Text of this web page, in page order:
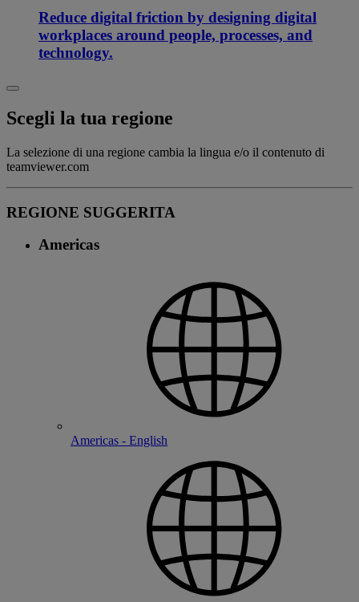
Reduce digital friction by designing digital
workplaces around people, processes, and
technology.
Scegli la tua regione
La selezione di una regione cambia la lingua e/o il contenuto di
teamviewer.com
REGIONE SUGGERITA
Americas
Americas - English